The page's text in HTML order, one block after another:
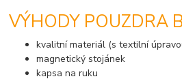
VÝHODY POUZDRA
kvalitní materiál (s textilní
magnetický stojánek
kapsa na ruku